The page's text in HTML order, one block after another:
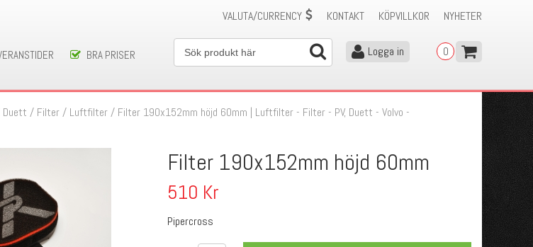
NYHETER
KÖPVILLKOR
KONTAKT
VALUTA/CURRENCY
BRA PRISER 0
Logga in
Duett / Filter / Luftfilter / Filter 190x152mm höjd 60mm | Luftfilter - Filter - PV, Duett - Volvo -
Filter 190x152mm höjd 60mm
510 Kr
Pipercross